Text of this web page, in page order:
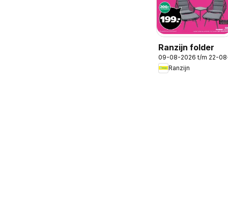
Ranzijn folder
09-08-2026 t/m 22-
Ranzijn